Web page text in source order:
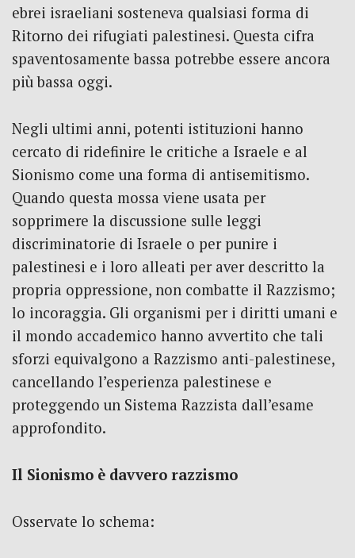
ebrei israeliani sosteneva qualsiasi forma di
Ritorno dei rifugiati palestinesi. Questa cifra
spaventosamente bassa potrebbe essere ancora
più bassa oggi.
Negli ultimi anni, potenti istituzioni hanno
cercato di ridefinire le critiche a Israele e al
Sionismo come una forma di antisemitismo.
Quando questa mossa viene usata per
sopprimere la discussione sulle leggi
discriminatorie di Israele o per punire i
palestinesi e i loro alleati per aver descritto la
propria oppressione, non combatte il Razzismo;
lo incoraggia. Gli organismi per i diritti umani e
il mondo accademico hanno avvertito che tali
sforzi equivalgono a Razzismo anti-palestinese,
cancellando l’esperienza palestinese e
proteggendo un Sistema Razzista dall’esame
approfondito.
Il Sionismo è davvero razzismo
Osservate lo schema: